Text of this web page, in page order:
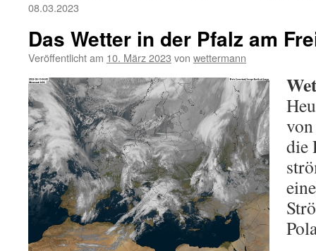
08.03.2023
Das Wetter in der Pfalz am
Veröffentlicht am 10. März 2023 von wettermann
die